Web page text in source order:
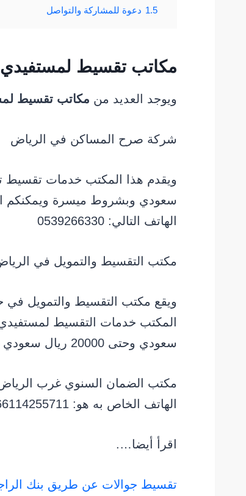
1.5 دعوة للمشاركة والتواصل
مكاتب تقسيط لمستفيدي
ويوجد العديد من مكاتب تقسيط
شركة صرح المساكن في الرياض
سعودي وبشروط ميسرة ويمكنكم
الهاتف التالي: 0539266330
مكتب التقسيط والتمويل في
ويقع مكتب التقسيط والتمويل
سعودي وحتى 20000 ريال سعودي بشروط ميسرة والسداد على أقساط شهرية.
مكتب الضمان السنوي غرب
الهاتف الخاص به هو: 0966114255711
اقرأ أيضا….
تقسيط جوالات عن طريق بنك